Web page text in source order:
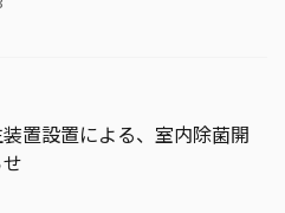
置設置による、室内除菌開